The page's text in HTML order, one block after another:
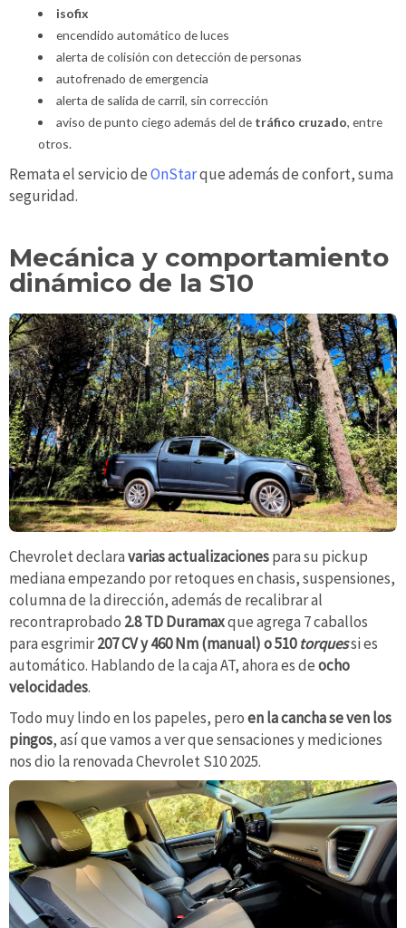
isofix
encendido automático de luces
alerta de colisión con detección de personas
autofrenado de emergencia
alerta de salida de carril, sin corrección
aviso de punto ciego además del de tráfico cruzado, entre
otros.
Remata el servicio deOnStarque además de confort, suma
seguridad.
Mecánica y comportamiento
dinámico de la S10
Chevrolet declaravarias actualizacionespara su pickup
mediana empezando por retoques en chasis, suspensiones,
columna de la dirección, además de recalibrar al
recontraprobado 2.8 TD Duramaxque agrega 7 caballos
para esgrimir207 CV y 460 Nm (manual) o 510torquessi es
automático. Hablando de la caja AT, ahora es deocho
velocidades.
Todo muy lindo en los papeles, peroen la cancha se ven los
pingos, así que vamos a ver que sensaciones y mediciones
nos dio la renovada Chevrolet S10 2025.